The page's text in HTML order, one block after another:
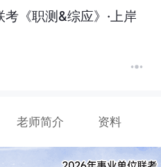
《职测&综应》·上岸
老师简介 资料